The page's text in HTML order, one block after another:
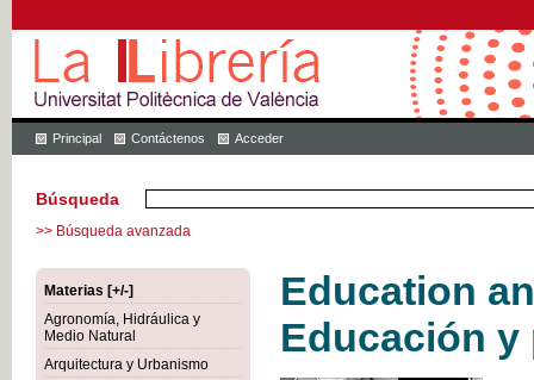
Principal Contáctenos Acceder
Búsqueda
>> Búsqueda avanzada
Materias [+/-]
Agronomía, Hidráulica y
Medio Natural
Arquitectura y Urbanismo
Education
Educación y